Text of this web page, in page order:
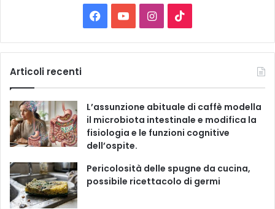
o
r
i
e
a
e
b
o
o
k
o
T
u
b
e
I
n
t
a
g
r
a
i
T
o
k
Articoli recenti
L’assunzione abituale di caffè modella
il microbiota intestinale e modifica la
fisiologia e le funzioni cognitive
dell’ospite.
Pericolosità delle spugne da cucina,
possibile ricettacolo di germi